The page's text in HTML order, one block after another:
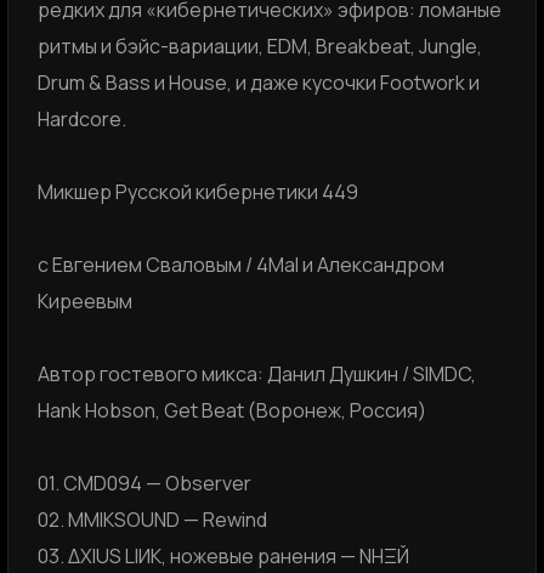
редких для «кибернетических» эфиров: ломаные
ритмы и бэйс-вариации, EDM, Breakbeat, Jungle,
Drum & Bass и House, и даже кусочки Footwork и
Hardcore.
Микшер Русской кибернетики 449
с Евгением Сваловым / 4Mal и Александром
Киреевым
Автор гостевого микса: Данил Душкин / SIMDC,
Hank Hobson, Get Beat (Воронеж, Россия)
01. CMD094 — Observer
02. MMIKSOUND — Rewind
03. ΔXIUS LIИK, ножевые ранения — NНΞЙ